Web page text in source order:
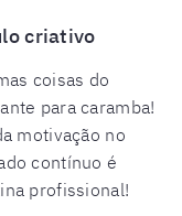
criativo
coisas do
para caramba!
motivação no
contínuo é
profissional!